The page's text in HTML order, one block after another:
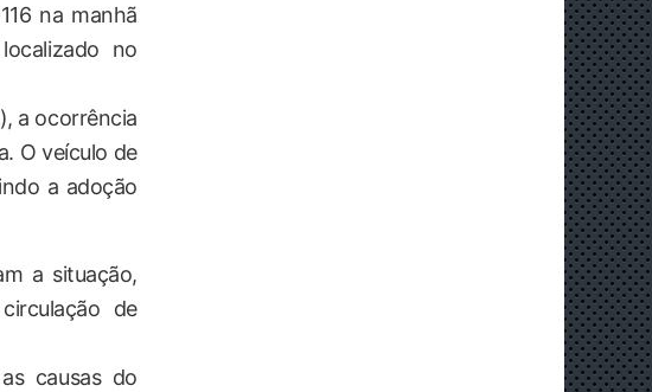
na manhã
no
a ocorrência
O veículo de
a adoção
a situação,
de
causas do